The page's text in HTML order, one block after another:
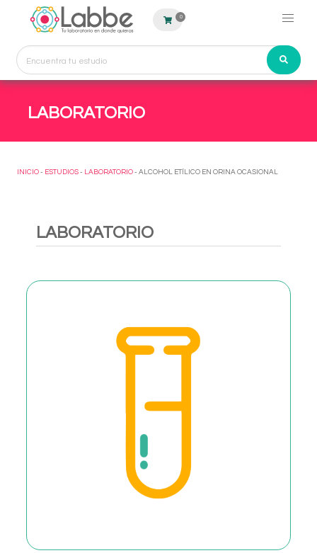
0
LABORATORIO
INICIO - ESTUDIOS - LABORATORIO - ALCOHOL ETÍLICO EN ORINA OCASIONAL
LABORATORIO